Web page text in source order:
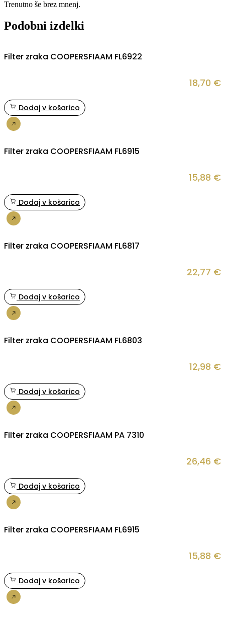
Trenutno še brez mnenj.
Podobni izdelki
Filter zraka COOPERSFIAAM FL6922
18,70 €
Dodaj v košarico
Filter zraka COOPERSFIAAM FL6915
15,88 €
Dodaj v košarico
Filter zraka COOPERSFIAAM FL6817
22,77 €
Dodaj v košarico
Filter zraka COOPERSFIAAM FL6803
12,98 €
Dodaj v košarico
Filter zraka COOPERSFIAAM PA 7310
26,46 €
Dodaj v košarico
Filter zraka COOPERSFIAAM FL6915
15,88 €
Dodaj v košarico